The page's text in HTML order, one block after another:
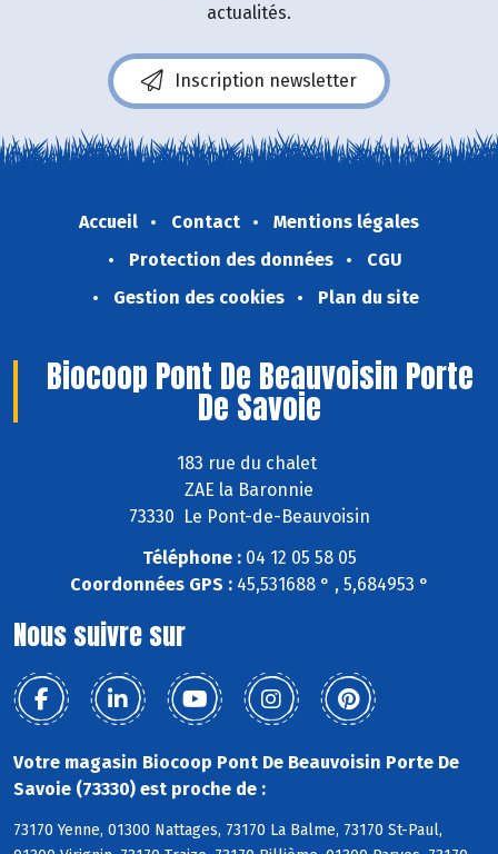
actualités.
Inscription newsletter
Accueil Contact
Mentions légales
Protection des données
CGU
Gestion des cookies
Plan du site
Biocoop Pont De Beauvoisin Porte
De Savoie
183 rue du chalet
ZAE la Baronnie
73330 Le Pont-de-Beauvoisin
Téléphone :04 12 05 58 05
Coordonnées GPS :45,531688 ° , 5,684953 °
Nous suivre sur
Votre magasin Biocoop Pont De Beauvoisin Porte De
Savoie (73330) est proche de :
73170 Yenne, 01300 Nattages, 73170 La Balme, 73170 St-Paul,